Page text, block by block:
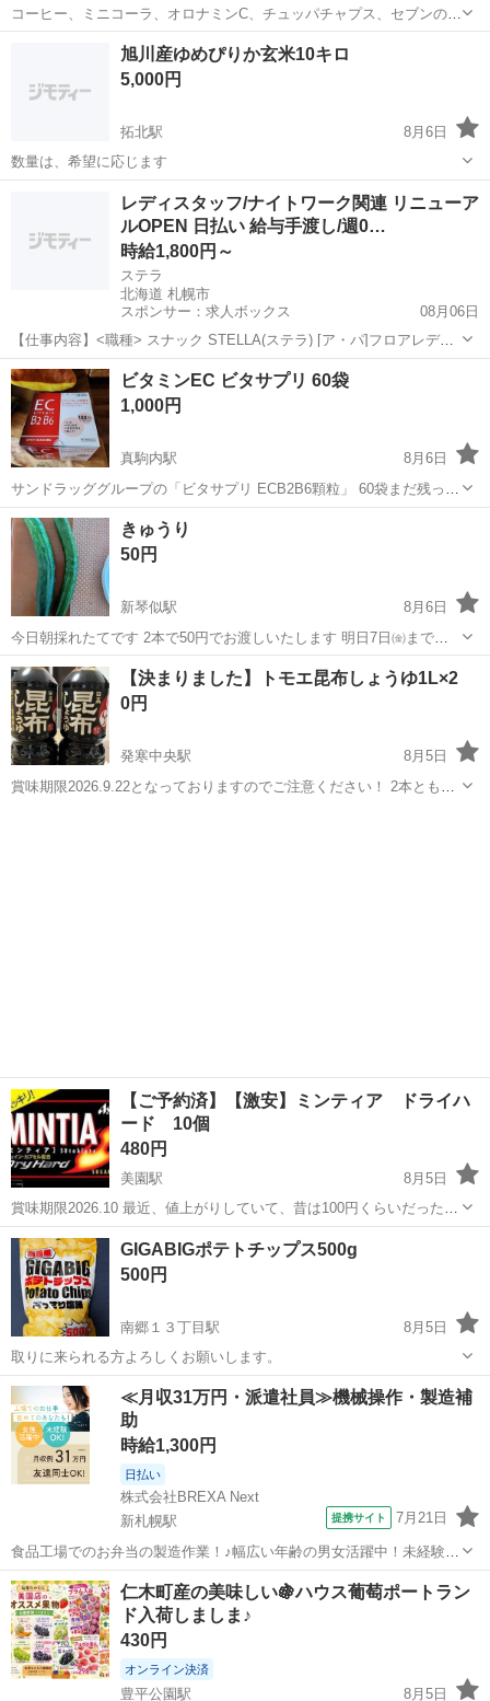
コーヒー、ミニコーラ、オロナミンC、チュッパチャプス、セブンのメ
ープルシロップになります。 取りに来ていただける方お願い致しま
札幌市 北３４条駅 食品
旭川産ゆめぴりか玄米10キロ
5,000円
拓北駅
8月6日
数量は、希望に応じます
拓北駅 ゆめぴりか
レディスタッフ/ナイトワーク関連 リニューア
ルOPEN 日払い 給与手渡し/週0…
時給1,800円～
ステラ
北海道 札幌市
スポンサー：求人ボックス
08月06日
【仕事内容】<職種> スナック STELLA(ステラ) [ア・パ]フロアレデ
ィ・カウンターレディ(ナイトワーク系)、ガールズバー・キャバクラ・
スナックその他(ナイトワーク系) <雇用形態> アルバイト・パート <給
与> [ア・パ]...
アルバイト・パート
ビタミンEC ビタサプリ 60袋
1,000円
真駒内駅
8月6日
サンドラッググループの「ビタサプリ ECB2B6顆粒」 60袋まだ残って
ます シミ、そばかす、手足の冷え、肩こりの緩和を目的とした天然型
ビタミンE配合の製品です。 顆粒タイプの個包装になっているため持
ち運びに便利です。...
北海道 札幌市 真駒内駅
きゅうり
50円
新琴似駅
8月6日
今日朝採れたてです 2本で50円でお渡しいたします 明日7日㈮までの
限定でお願いします
北海道 札幌市 新琴似駅 食品 きゅうり
【決まりました】トモエ昆布しょうゆ1L×2
0円
発寒中央駅
8月5日
賞味期限2026.9.22となっておりますのでご注意ください！ 2本とも未
【ご予約済】【激安】ミンティア ドライハ
ード 10個
480円
美園駅
8月5日
賞味期限2026.10 最近、値上がりしていて、昔は100円くらいだったの
に近所のラルズに行ったら、1個125円もしてびっくりしました 毎月た
くさん消費する方、眠気覚ましや気分転換、ダイエットしたい方な
ど、なるべく安く購...
北海道 札幌市 食品
GIGABIGポテトチップス500g
500円
南郷１３丁目駅
8月5日
取りに来られる方よろしくお願いします。
北海道 札幌市 南郷１３丁目駅 食品
≪月収31万円・派遣社員≫機械操作・製造補
助
時給1,300円
日払い
株式会社BREXA Next
新札幌駅
提携サイト 7月21日
食品工場でのお弁当の製造作業！♪幅広い年齢の男女活躍中！未経験活
躍中♪日払い制度あり◎働きやすい空調完備♪車・バイク・自転車通勤
可！安心の社会保険完備！駅から無料送迎あり◎《北海道札幌市厚別
区》 人気の工場のお仕事 【お弁...
北海道 札幌市 新札幌駅 その他
仁木町産の美味しい🍇ハウス葡萄ポートラン
ド入荷しましま♪
430円
オンライン決済
豊平公園駅
8月5日